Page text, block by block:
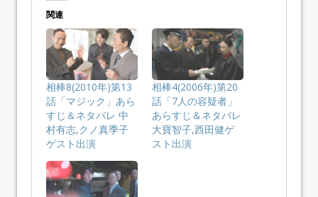
関連
相棒8(2010年)第13
話「マジック」あら
すじ＆ネタバレ 中
村有志,クノ真季子
ゲスト出演
相棒4(2006年)第20
話「7人の容疑者」
あらすじ＆ネタバレ
大寶智子,西田健ゲ
スト出演